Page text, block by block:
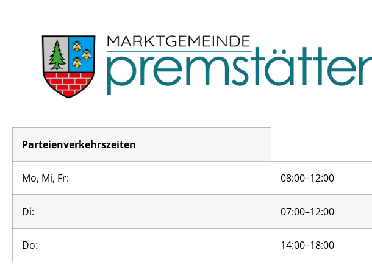
Parteienverkehrszeiten
Mo, Mi, Fr: 08:00–12:00
Di: 07:00–12:00
Do: 14:00–18:00